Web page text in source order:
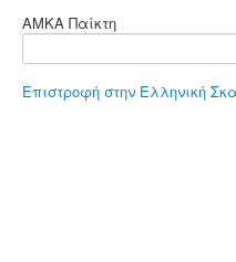
chesstu.be @ discord
ΑΜΚΑ Παίκτη
Επιστροφή στην Ελληνική